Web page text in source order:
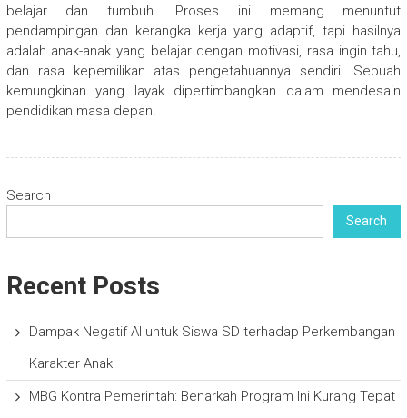
belajar dan tumbuh. Proses ini memang menuntut
pendampingan dan kerangka kerja yang adaptif, tapi hasilnya
adalah anak-anak yang belajar dengan motivasi, rasa ingin tahu,
dan rasa kepemilikan atas pengetahuannya sendiri. Sebuah
kemungkinan yang layak dipertimbangkan dalam mendesain
pendidikan masa depan.
Search
Search
Recent Posts
Dampak Negatif AI untuk Siswa SD terhadap Perkembangan
Karakter Anak
MBG Kontra Pemerintah: Benarkah Program Ini Kurang Tepat